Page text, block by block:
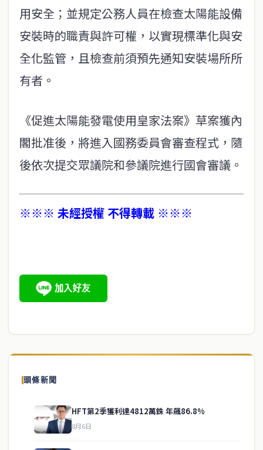
用安全；並規定公務人員在檢查太陽能設備
安裝時的職責與許可權，以實現標準化與安
全化監管，且檢查前須預先通知安裝場所所
有者。
《促進太陽能發電使用皇家法案》草案獲內
閣批准後，將進入國務委員會審查程式，隨
後依次提交眾議院和參議院進行國會審議。
※※※ 未經授權 不得轉載 ※※※
頭條新聞
HFT第2季獲利達4812萬銖 年飆86.8%
8月6日